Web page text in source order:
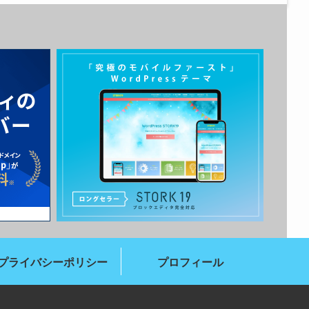
ライバシーポリシー プロフィール